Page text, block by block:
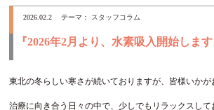
2026.02.2 テーマ： スタッフコラム
『2026年2月より、水素吸入開始します
東北の冬らしい寒さが続いておりますが、皆様いかが
治療に向き合う日々の中で、少しでもリラックスし